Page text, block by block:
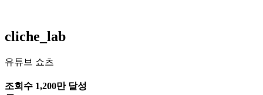
cliche_lab
유튜브 쇼츠
조회수 1,200만 달성